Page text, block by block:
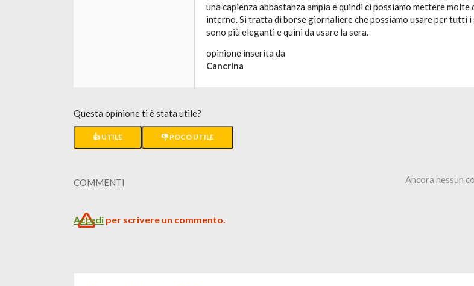
una capienza abbastanza ampia e quindi ci possiamo mettere molte
interno. Si tratta di borse giornaliere che possiamo usare per tutti i
sono più eleganti e quini da usare la sera.
opinione inserita da
Cancrina
Questa opinione ti è stata utile?
👍 UTILE 👎 POCO UTILE
COMMENTI Ancora nessun
Accedi per scrivere un commento.